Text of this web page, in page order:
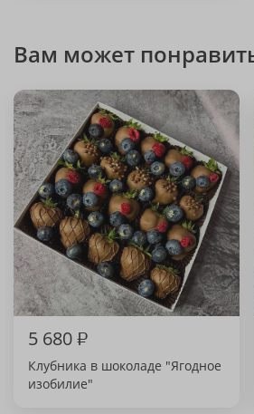
Вам может
5 680₽
Клубника в шоколаде "Ягодное
изобилие"